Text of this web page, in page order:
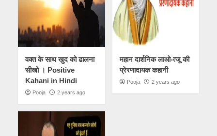
वक्त के साथ खुद को ढालना
सीखो । Positive
Kahani in Hindi
Pooja 2 years ago
महान दार्शनिक लाओ-त्जू की
प्रेरणादायक कहानी
Pooja 2 years ago